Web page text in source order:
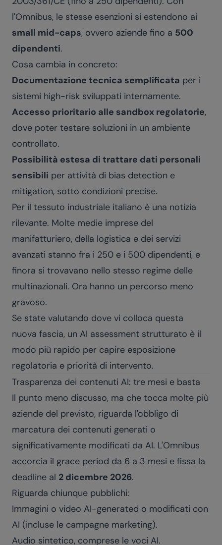
l'Omnibus, le stesse esenzioni si estendono ai
small mid-caps, ovvero aziende fino a 500
dipendenti.
Cosa cambia in concreto:
Documentazione tecnica semplificata per i
sistemi high-risk sviluppati internamente.
Accesso prioritario alle sandbox regolatorie,
dove poter testare soluzioni in un ambiente
controllato.
Possibilità estesa di trattare dati personali
sensibili per attività di bias detection e
mitigation, sotto condizioni precise.
Per il tessuto industriale italiano è una notizia
rilevante. Molte medie imprese del
manifatturiero, della logistica e dei servizi
avanzati stanno fra i 250 e i 500 dipendenti, e
finora si trovavano nello stesso regime delle
multinazionali. Ora hanno un percorso meno
gravoso.
Se state valutando dove vi colloca questa
nuova fascia, un AI assessment strutturato è il
modo più rapido per capire esposizione
regolatoria e priorità di intervento.
Trasparenza dei contenuti AI: tre mesi e basta
Il punto meno discusso, ma che tocca molte più
aziende del previsto, riguarda l'obbligo di
marcatura dei contenuti generati o
significativamente modificati da AI. L'Omnibus
accorcia il grace period da 6 a 3 mesi e fissa la
deadline al 2 dicembre 2026.
Riguarda chiunque pubblichi:
Immagini o video AI-generated o modificati con
AI (incluse le campagne marketing).
Audio sintetico, comprese le voci AI.